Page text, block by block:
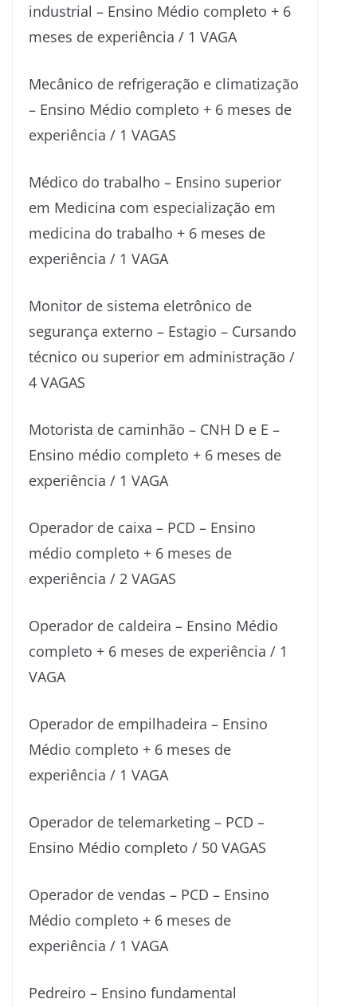
industrial – Ensino Médio completo + 6
meses de experiência / 1 VAGA
Mecânico de refrigeração e climatização
– Ensino Médio completo + 6 meses de
experiência / 1 VAGAS
Médico do trabalho – Ensino superior
em Medicina com especialização em
medicina do trabalho + 6 meses de
experiência / 1 VAGA
Monitor de sistema eletrônico de
segurança externo – Estagio – Cursando
técnico ou superior em administração /
4 VAGAS
Motorista de caminhão – CNH D e E –
Ensino médio completo + 6 meses de
experiência / 1 VAGA
Operador de caixa – PCD – Ensino
médio completo + 6 meses de
experiência / 2 VAGAS
Operador de caldeira – Ensino Médio
completo + 6 meses de experiência / 1
VAGA
Operador de empilhadeira – Ensino
Médio completo + 6 meses de
experiência / 1 VAGA
Operador de telemarketing – PCD –
Ensino Médio completo / 50 VAGAS
Operador de vendas – PCD – Ensino
Médio completo + 6 meses de
experiência / 1 VAGA
Pedreiro – Ensino fundamental